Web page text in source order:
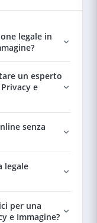
legale in
un esperto
e
senza
legale
per una
e Immagine?